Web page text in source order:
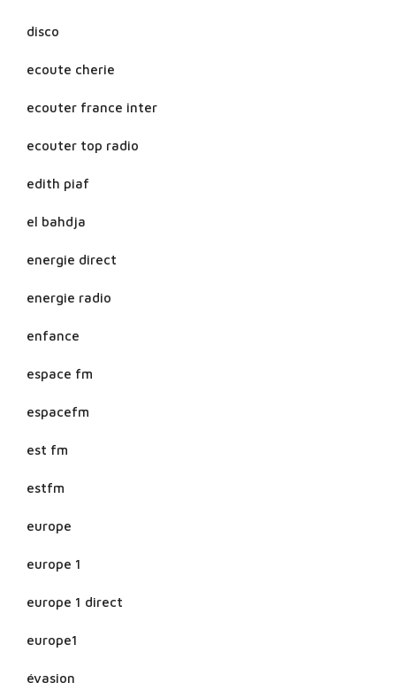
disco
ecoute cherie
ecouter france inter
ecouter top radio
edith piaf
el bahdja
energie direct
energie radio
enfance
espace fm
espacefm
est fm
estfm
europe
europe 1
europe 1 direct
europe1
évasion